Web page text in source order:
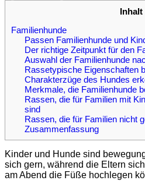
Inhalt
Familienhunde
Passen Familienhunde und
Der richtige Zeitpunkt für den
Auswahl der Familienhunde
Rassetypische Eigenschaften
Charakterzüge des Hundes
Merkmale, die Familienhunde
Rassen, die für Familien mit
sind
Rassen, die für Familien nicht
Zusammenfassung
Kinder und Hunde sind
sich gern, während die Eltern
am Abend die Füße hochlegen